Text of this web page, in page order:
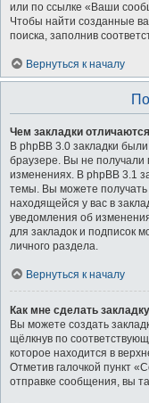
или по ссылке «Ваши
Чтобы найти созданные
поиска, заполнив
Вернуться к началу
Чем закладки
В phpBB 3.0 закладки
браузере. Вы не
изменениях. В phpBB 3.1
темы. Вы можете
находящейся у вас в
уведомления об
для закладок и подписок
личного раздела.
Вернуться к началу
Как мне сделать
Вы можете создать
щёлкнув по
которое находится в
Отметив галочкой пункт
отправке сообщения, вы